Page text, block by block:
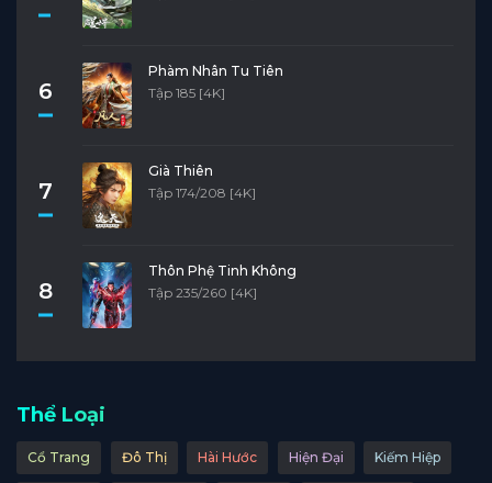
6
Phàm Nhân Tu Tiên
Tập 185 [4K]
7
Già Thiên
Tập 174/208 [4K]
8
Thôn Phệ Tinh Không
Tập 235/260 [4K]
Thể Loại
Cổ Trang Đô Thị Hài Hước Hiện Đại Kiếm Hiệp